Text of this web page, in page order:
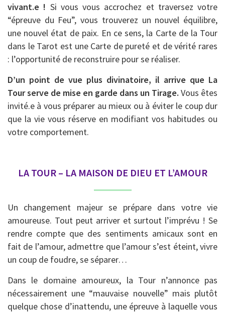
vivant.e ! Si vous vous accrochez et traversez votre
“épreuve du Feu”, vous trouverez un nouvel équilibre,
une nouvel état de paix. En ce sens, la Carte de la Tour
dans le Tarot est une Carte de pureté et de vérité rares
: l’opportunité de reconstruire pour se réaliser.
D’un point de vue plus divinatoire, il arrive que La
Tour serve de mise en garde dans un Tirage. Vous êtes
invité.e à vous préparer au mieux ou à éviter le coup dur
que la vie vous réserve en modifiant vos habitudes ou
votre comportement.
LA TOUR – LA MAISON DE DIEU ET L’AMOUR
Un changement majeur se prépare dans votre vie
amoureuse. Tout peut arriver et surtout l’imprévu ! Se
rendre compte que des sentiments amicaux sont en
fait de l’amour, admettre que l’amour s’est éteint, vivre
un coup de foudre, se séparer…
Dans le domaine amoureux, la Tour n’annonce pas
nécessairement une “mauvaise nouvelle” mais plutôt
quelque chose d’inattendu, une épreuve à laquelle vous